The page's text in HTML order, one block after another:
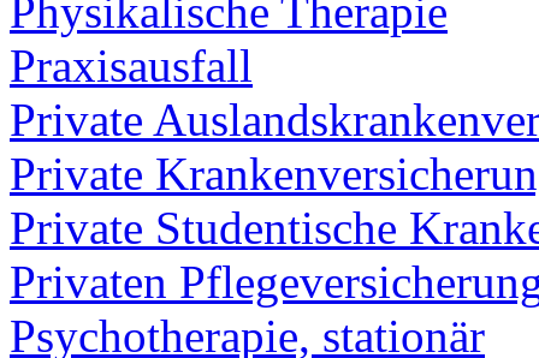
Physikalische Therapie
Praxisausfall
Private
Private
Private Studentische
Privaten
Psychotherapie, stationär